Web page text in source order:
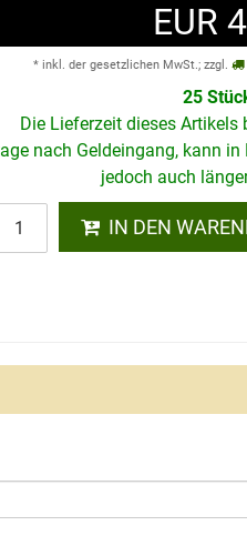
EUR
* inkl. der gesetzlichen MwSt.; zzgl.
25
Die Lieferzeit dieses Artikels
nach Geldeingang, kann in
jedoch auch
IN DEN